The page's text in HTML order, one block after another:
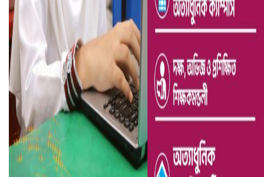
আ.লীগ ও জাপার ৯ নেতা কারাগারে